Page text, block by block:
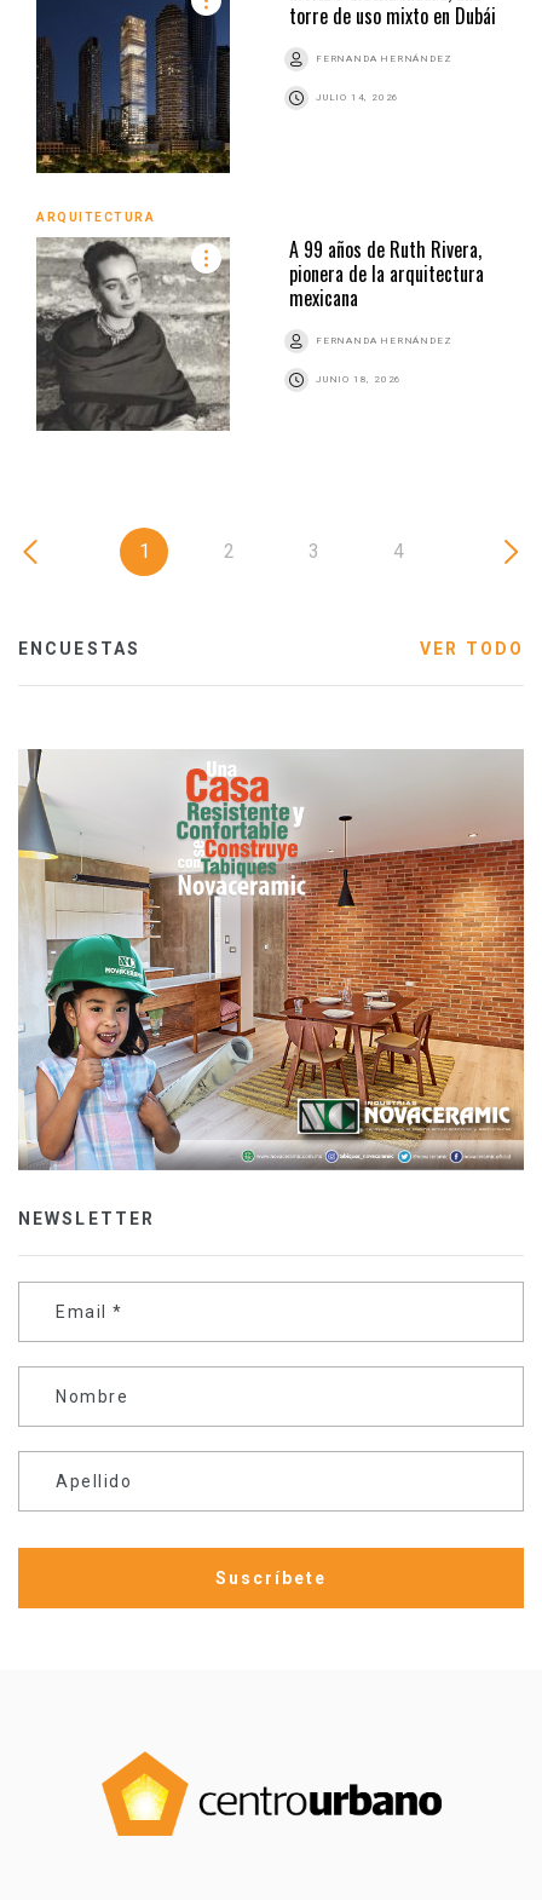
torre de uso mixto en Dubái
FERNANDA HERNÁNDEZ
JULIO 14, 2026
ARQUITECTURA
A 99 años de Ruth Rivera,
pionera de la arquitectura
mexicana
FERNANDA HERNÁNDEZ
JUNIO 18, 2026
1 2 3 4
ENCUESTAS VER TODO
NEWSLETTER
Email *
Nombre
Apellido